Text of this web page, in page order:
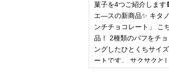
菓子を4つご紹介します
エ―スの新商品✨ キタ
ンチチョコレート」 こ
品！ 2種類のパフをチ
ングしたひとくちサイ
ートです。 サクサクと